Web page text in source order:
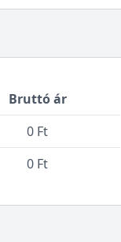
Bruttó ár
0 Ft
0 Ft